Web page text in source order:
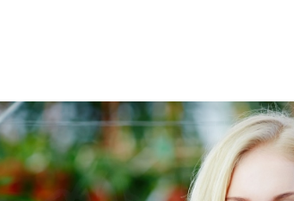
generale. Con queste opzioni, sarà
risponde sia alle esigenze estetiche sia a
Le migliori piante da interno
Regalare una pianta da